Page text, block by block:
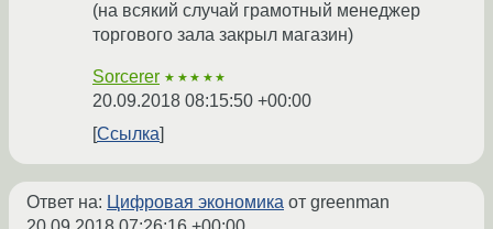
(на всякий случай грамотный менеджер
торгового зала закрыл магазин)
Sorcerer ★★★★★
20.09.2018 08:15:50 +00:00
Ссылка
Ответ на: Цифровая экономика от greenman